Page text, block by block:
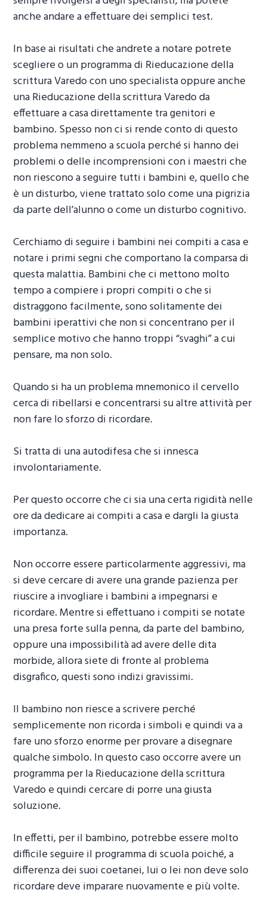
anche andare a effettuare dei semplici test.
In base ai risultati che andrete a notare potrete
scegliere o un programma di Rieducazione della
scrittura Varedocon uno specialista oppure anche
unaRieducazione della scrittura Varedoda
effettuare a casa direttamente tra genitori e
bambino. Spesso non ci si rende conto di questo
problema nemmeno a scuola perché si hanno dei
problemi o delle incomprensioni con i maestri che
non riescono a seguire tutti i bambini e, quello che
è un disturbo, viene trattato solo come una pigrizia
da parte dell’alunno o come un disturbo cognitivo.
Cerchiamo di seguire i bambini nei compiti a casa e
notare i primi segni che comportano la comparsa di
questa malattia. Bambini che ci mettono molto
tempo a compiere i propri compiti o che si
distraggono facilmente, sono solitamente dei
bambini iperattivi che non si concentrano per il
semplice motivo che hanno troppi “svaghi” a cui
pensare, ma non solo.
Quando si ha un problema mnemonico il cervello
cerca di ribellarsi e concentrarsi su altre attività per
non fare lo sforzo di ricordare.
Si tratta di una autodifesa che si innesca
involontariamente.
Per questo occorre che ci sia una certa rigidità nelle
ore da dedicare ai compiti a casa e dargli la giusta
importanza.
Non occorre essere particolarmente aggressivi, ma
si deve cercare di avere una grande pazienza per
riuscire a invogliare i bambini a impegnarsi e
ricordare. Mentre si effettuano i compiti se notate
una presa forte sulla penna, da parte del bambino,
oppure una impossibilità ad avere delle dita
morbide, allora siete di fronte al problema
disgrafico, questi sono indizi gravissimi.
Il bambino non riesce a scrivere perché
semplicemente non ricorda i simboli e quindi va a
fare uno sforzo enorme per provare a disegnare
qualche simbolo. In questo caso occorre avere un
programma per laRieducazione della scrittura
Varedoe quindi cercare di porre una giusta
soluzione.
In effetti, per il bambino, potrebbe essere molto
difficile seguire il programma di scuola poiché, a
differenza dei suoi coetanei, lui o lei non deve solo
ricordare deve imparare nuovamente e più volte.